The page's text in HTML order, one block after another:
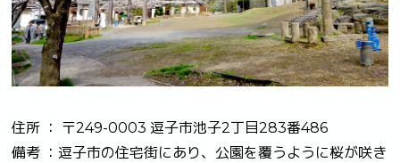
住所 ： 〒249-0003 逗子市池子2丁目283番486
備考 ：逗子市の住宅街にあり、公園を覆うように桜が咲き